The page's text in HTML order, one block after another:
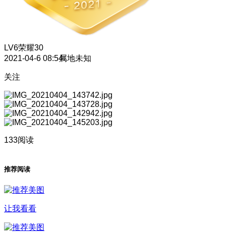
LV6荣耀30
2021-04-6 08:54属地未知
关注
133阅读
推荐阅读
让我看看